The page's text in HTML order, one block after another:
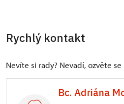
Rychlý kontakt
Nevíte si rady? Nevadí, ozvěte
Bc. Adriána